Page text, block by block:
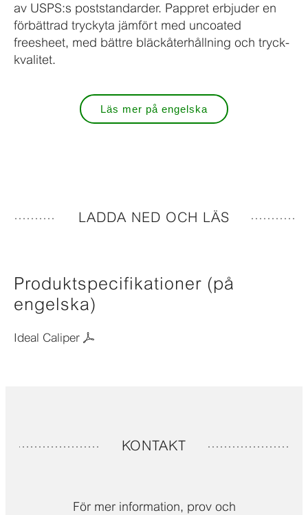
av USPS:s poststandarder. Pappret erbjuder en
förbättrad tryckyta jämfört med uncoated
freesheet, med bättre bläckåter­hållning och tryck­
kvalitet.
Läs mer på engelska
LADDA NED OCH LÄS
Produktspecifikationer (på
engelska)
Ideal Caliper
KONTAKT
För mer information, prov och